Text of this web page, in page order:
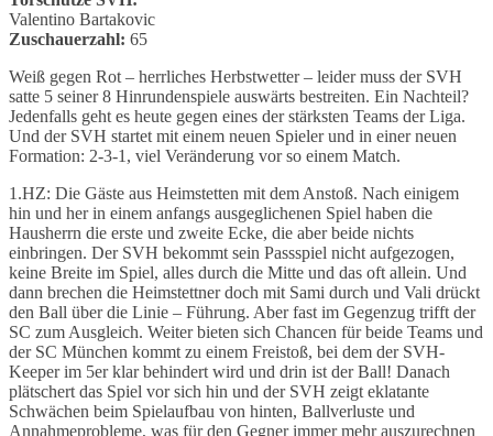
Valentino Bartakovic
Zuschauerzahl: 65
Weiß gegen Rot – herrliches Herbstwetter – leider muss der SVH
satte 5 seiner 8 Hinrundenspiele auswärts bestreiten. Ein Nachteil?
Jedenfalls geht es heute gegen eines der stärksten Teams der Liga.
Und der SVH startet mit einem neuen Spieler und in einer neuen
Formation: 2-3-1, viel Veränderung vor so einem Match.
1.HZ: Die Gäste aus Heimstetten mit dem Anstoß. Nach einigem
hin und her in einem anfangs ausgeglichenen Spiel haben die
Hausherrn die erste und zweite Ecke, die aber beide nichts
einbringen. Der SVH bekommt sein Passspiel nicht aufgezogen,
keine Breite im Spiel, alles durch die Mitte und das oft allein. Und
dann brechen die Heimstettner doch mit Sami durch und Vali drückt
den Ball über die Linie – Führung. Aber fast im Gegenzug trifft der
SC zum Ausgleich. Weiter bieten sich Chancen für beide Teams und
der SC München kommt zu einem Freistoß, bei dem der SVH-
Keeper im 5er klar behindert wird und drin ist der Ball! Danach
plätschert das Spiel vor sich hin und der SVH zeigt eklatante
Schwächen beim Spielaufbau von hinten, Ballverluste und
Annahmeprobleme, was für den Gegner immer mehr auszurechnen